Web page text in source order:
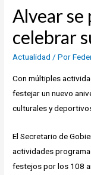
Alvear se
celebrar
Actualidad / Por
Con múltiples
festejar un nuevo
culturales y
El Secretario de
actividades
festejos por los 108